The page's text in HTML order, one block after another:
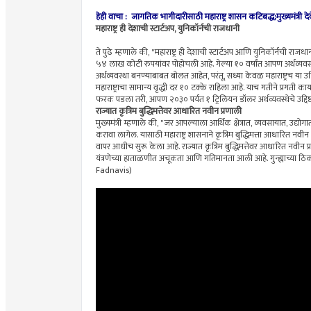
हेही वाचा : जागतिक भागीदारीसाठी महाराष्ट्र शासन
महाराष्ट्र ही देशाची स्टार्टअप, युनिकॉर्नची राजधानी
ते पुढे म्हणाले की, "महाराष्ट्र ही देशाची स्टार्टअप आणि युनिकॉर्नची
५४ लाख कोटी रुपयांवर पोहोचली आहे. गेल्या १० वर्षांत आपण
अर्थव्यवस्था बनण्याबाबत बोलत आहेत, परंतू, सध्या केवळ महाराष्ट्रच या
महाराष्ट्राचा सामान्य वृद्धी दर १० टक्के राहिला आहे. याच गतीने
फरक पडला तरी, आपण २०३० पर्यंत १ ट्रिलियन डॉलर अर्थव्यवस्थेचे
राज्यात कृत्रिम बुद्धिमत्तेवर आधारित नवीन प्रणाली
मुख्यमंत्री म्हणाले की, "जर आपल्याला आर्थिक क्षेत्रात, व्यवसायात,
करावा लागेल. यासाठी महाराष्ट्र शासनाने कृत्रिम बुद्धिमत्ता
वापर आधीच सुरू केला आहे. राज्यात कृत्रिम बुद्धिमत्तेवर आधारित नवीन
यंत्रणेच्या हाताळणीत अचूकता आणि गतिमानता आली आहे. गुन्ह्याच्या
Fadnavis)